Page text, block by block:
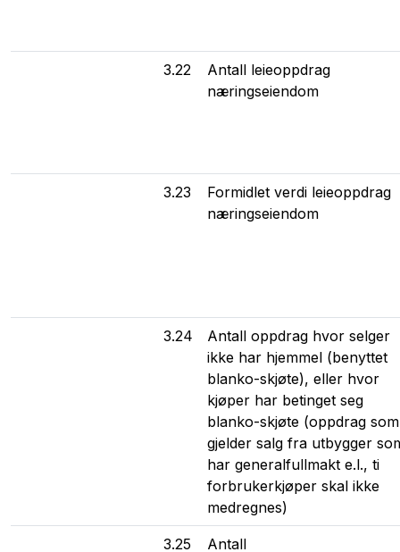
3.22
Antall leieoppdrag
næringseiendom
3.23
Formidlet verdi leieoppdrag
næringseiendom
3.24
Antall oppdrag hvor selger
ikke har hjemmel (benyttet
blanko-skjøte), eller hvor
kjøper har betinget seg
blanko-skjøte (oppdrag som
gjelder salg fra utbygger
har generalfullmakt e.l., ti
forbrukerkjøper skal ikke
medregnes)
3.25 Antall